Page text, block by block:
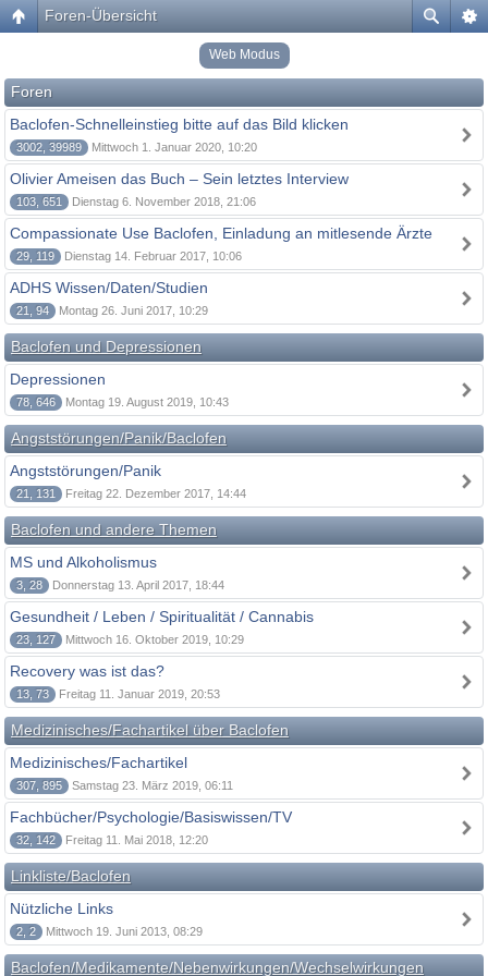
Foren-Übersicht
Web Modus
Foren
Baclofen-Schnelleinstieg bitte auf das Bild klicken
3002, 39989 Mittwoch 1. Januar 2020, 10:20
Olivier Ameisen das Buch – Sein letztes Interview
103, 651 Dienstag 6. November 2018, 21:06
Compassionate Use Baclofen, Einladung an mitlesende Ärzte
29, 119 Dienstag 14. Februar 2017, 10:06
ADHS Wissen/Daten/Studien
21, 94 Montag 26. Juni 2017, 10:29
Baclofen und Depressionen
Depressionen
78, 646 Montag 19. August 2019, 10:43
Angststörungen/Panik/Baclofen
Angststörungen/Panik
21, 131 Freitag 22. Dezember 2017, 14:44
Baclofen und andere Themen
MS und Alkoholismus
3, 28 Donnerstag 13. April 2017, 18:44
Gesundheit / Leben / Spiritualität / Cannabis
23, 127 Mittwoch 16. Oktober 2019, 10:29
Recovery was ist das?
13, 73 Freitag 11. Januar 2019, 20:53
Medizinisches/Fachartikel über Baclofen
Medizinisches/Fachartikel
307, 895 Samstag 23. März 2019, 06:11
Fachbücher/Psychologie/Basiswissen/TV
32, 142 Freitag 11. Mai 2018, 12:20
Linkliste/Baclofen
Nützliche Links
2, 2 Mittwoch 19. Juni 2013, 08:29
Baclofen/Medikamente/Nebenwirkungen/Wechselwirkungen